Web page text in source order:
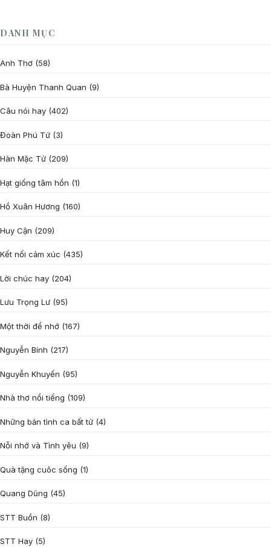
DANH MỤC
Anh Thơ (58)
Bà Huyện Thanh Quan (9)
Câu nói hay (402)
Đoàn Phú Tứ (3)
Hàn Mặc Tử (209)
Hạt giống tâm hồn (1)
Hồ Xuân Hương (160)
Huy Cận (209)
Kết nối cảm xúc (435)
Lời chúc hay (204)
Lưu Trọng Lư (95)
Một thời để nhớ (167)
Nguyễn Bính (217)
Nguyễn Khuyến (95)
Nhà thơ nổi tiếng (109)
Những bản tình ca bất tử (4)
Nỗi nhớ và Tình yêu (9)
Quà tặng cuôc sống (1)
Quang Dũng (45)
STT Buồn (8)
STT Hay (5)